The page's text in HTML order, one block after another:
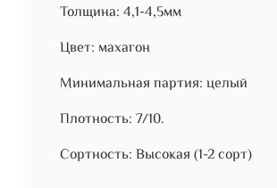
Толщина: 4,1-4,5мм
Цвет: махагон
Минимальная партия: целый
Плотность: 7/10.
Сортность: Высокая (1-2 сорт)